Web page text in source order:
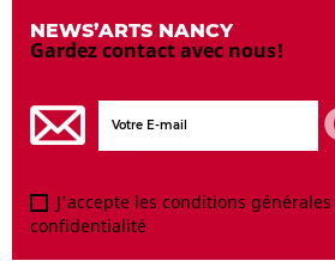
NEWS’ARTS NANCY
Gardez contact avec nous!
J'accepte les conditions
confidentialité